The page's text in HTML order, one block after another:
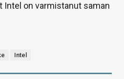
Intel on varmistanut saman
Intel